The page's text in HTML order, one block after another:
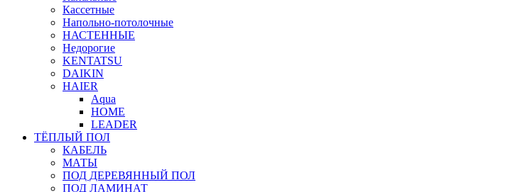
Кассетные
Напольно-потолочные
НАСТЕННЫЕ
Недорогие
KENTATSU
DAIKIN
HAIER
Aqua
HOME
LEADER
ТЁПЛЫЙ ПОЛ
КАБЕЛЬ
МАТЫ
ПОД ДЕРЕВЯННЫЙ ПОЛ
ПОД ЛАМИНАТ